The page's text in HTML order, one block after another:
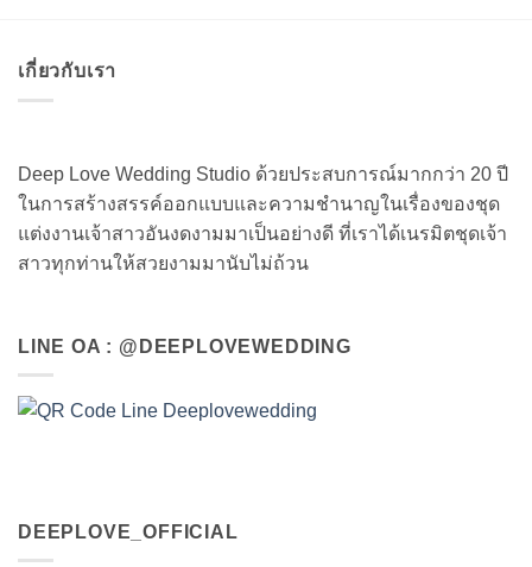
เกี่ยวกับเรา
Deep Love Wedding Studio ด้วยประสบการณ์มากกว่า 20 ปี
ในการสร้างสรรค์ออกแบบและความชำนาญในเรื่องของชุด
แต่งงานเจ้าสาวอันงดงามมาเป็นอย่างดี ที่เราได้เนรมิตชุดเจ้า
สาวทุกท่านให้สวยงามมานับไม่ถ้วน
LINE OA : @DEEPLOVEWEDDING
DEEPLOVE_OFFICIAL